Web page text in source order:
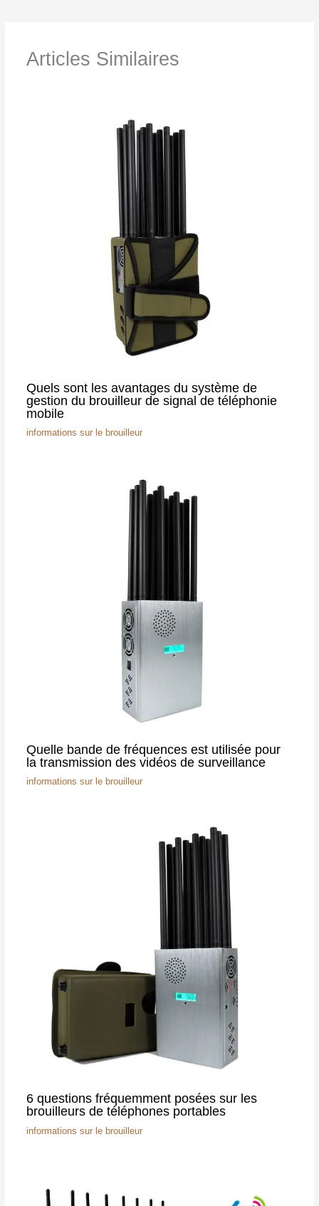
Articles Similaires
Quels sont les avantages du système de
gestion du brouilleur de signal de téléphonie
mobile
informations sur le brouilleur
Quelle bande de fréquences est utilisée pour
la transmission des vidéos de surveillance
informations sur le brouilleur
6 questions fréquemment posées sur les
brouilleurs de téléphones portables
informations sur le brouilleur